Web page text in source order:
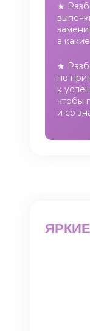
★
а
★
по
к
чтобы
и со